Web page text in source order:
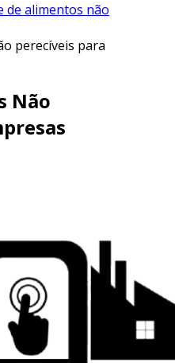
de alimentos não
perecíveis para
Não